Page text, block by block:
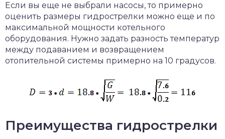
Если вы еще не выбрали насосы, то примерно
оценить размеры гидрострелки можно еще и по
максимальной мощности котельного
оборудования. Нужно задать разность температур
между подаванием и возвращением
отопительной системы примерно на 10 градусов.
Преимущества гидрострелки